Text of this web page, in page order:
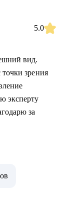
5.0
вид.
точки зрения
эксперту
за